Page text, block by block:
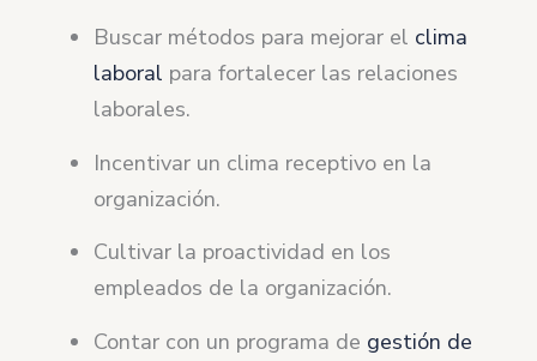
Buscar métodos para mejorar el clima
laboral para fortalecer las relaciones
laborales.
Incentivar un clima receptivo en la
organización.
Cultivar la proactividad en los
empleados de la organización.
Contar con un programa de gestión de